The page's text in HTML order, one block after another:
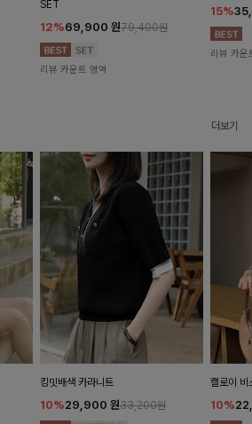
SET
12%69,900 원79,400원
리뷰 카운트 영역
15%
리뷰 카운
더보기
킹밋배색 카라니트
10%29,900 원33,200원
캘로이 비
10%